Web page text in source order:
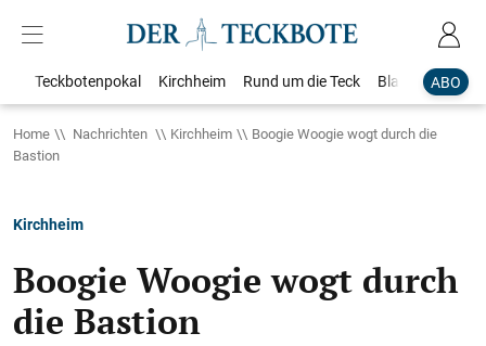
ABO
Teckbotenpokal Kirchheim Rund um die Teck Blaulicht
Home Nachrichten Kirchheim
Boogie Woogie wogt durch die
Bastion
Kirchheim
Boogie Woogie wogt durch
die Bastion